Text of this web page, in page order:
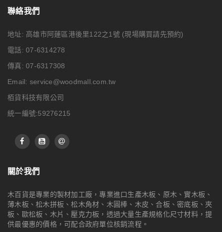
聯絡我們
地址: 高雄市阿蓮區港後里122之1號 (現場購買請先預約)
電話: 07-6314278
傳真: 07-6317308
Email: service@woodmall.com.tw
栢貨科技有限公司
統一編號:59276215
關於我們
木百貨是專業的製材加工廠，專業進口生產木板、原木、實木板、
薄木板、松木拼板、松木角材、木圓棒、木皮、合板、密底板、夾
板、歐松板、木片、壓克力板，透過大量生產規格化尺寸材料，提
供最優惠的價格，可配合政府單位核銷流程。